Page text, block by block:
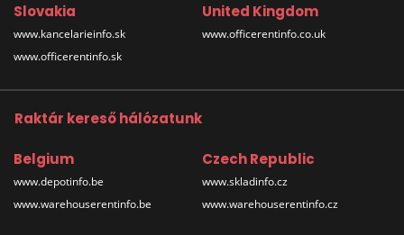
Slovakia
www.kancelarieinfo.sk
www.officerentinfo.sk
United Kingdom
www.officerentinfo.co.uk
Raktár kereső hálózatunk
Belgium
www.depotinfo.be
www.warehouserentinfo.be
Czech Republic
www.skladinfo.cz
www.warehouserentinfo.cz